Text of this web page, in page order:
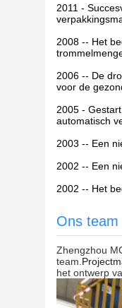
2011 -
2008 -- Het
2006 -- De
voor de
2005 -
automatisch
2003 -- Een
2002 -- Een
2002 -- Het
Ons team
Zhengzhou
team.
het ontwerp